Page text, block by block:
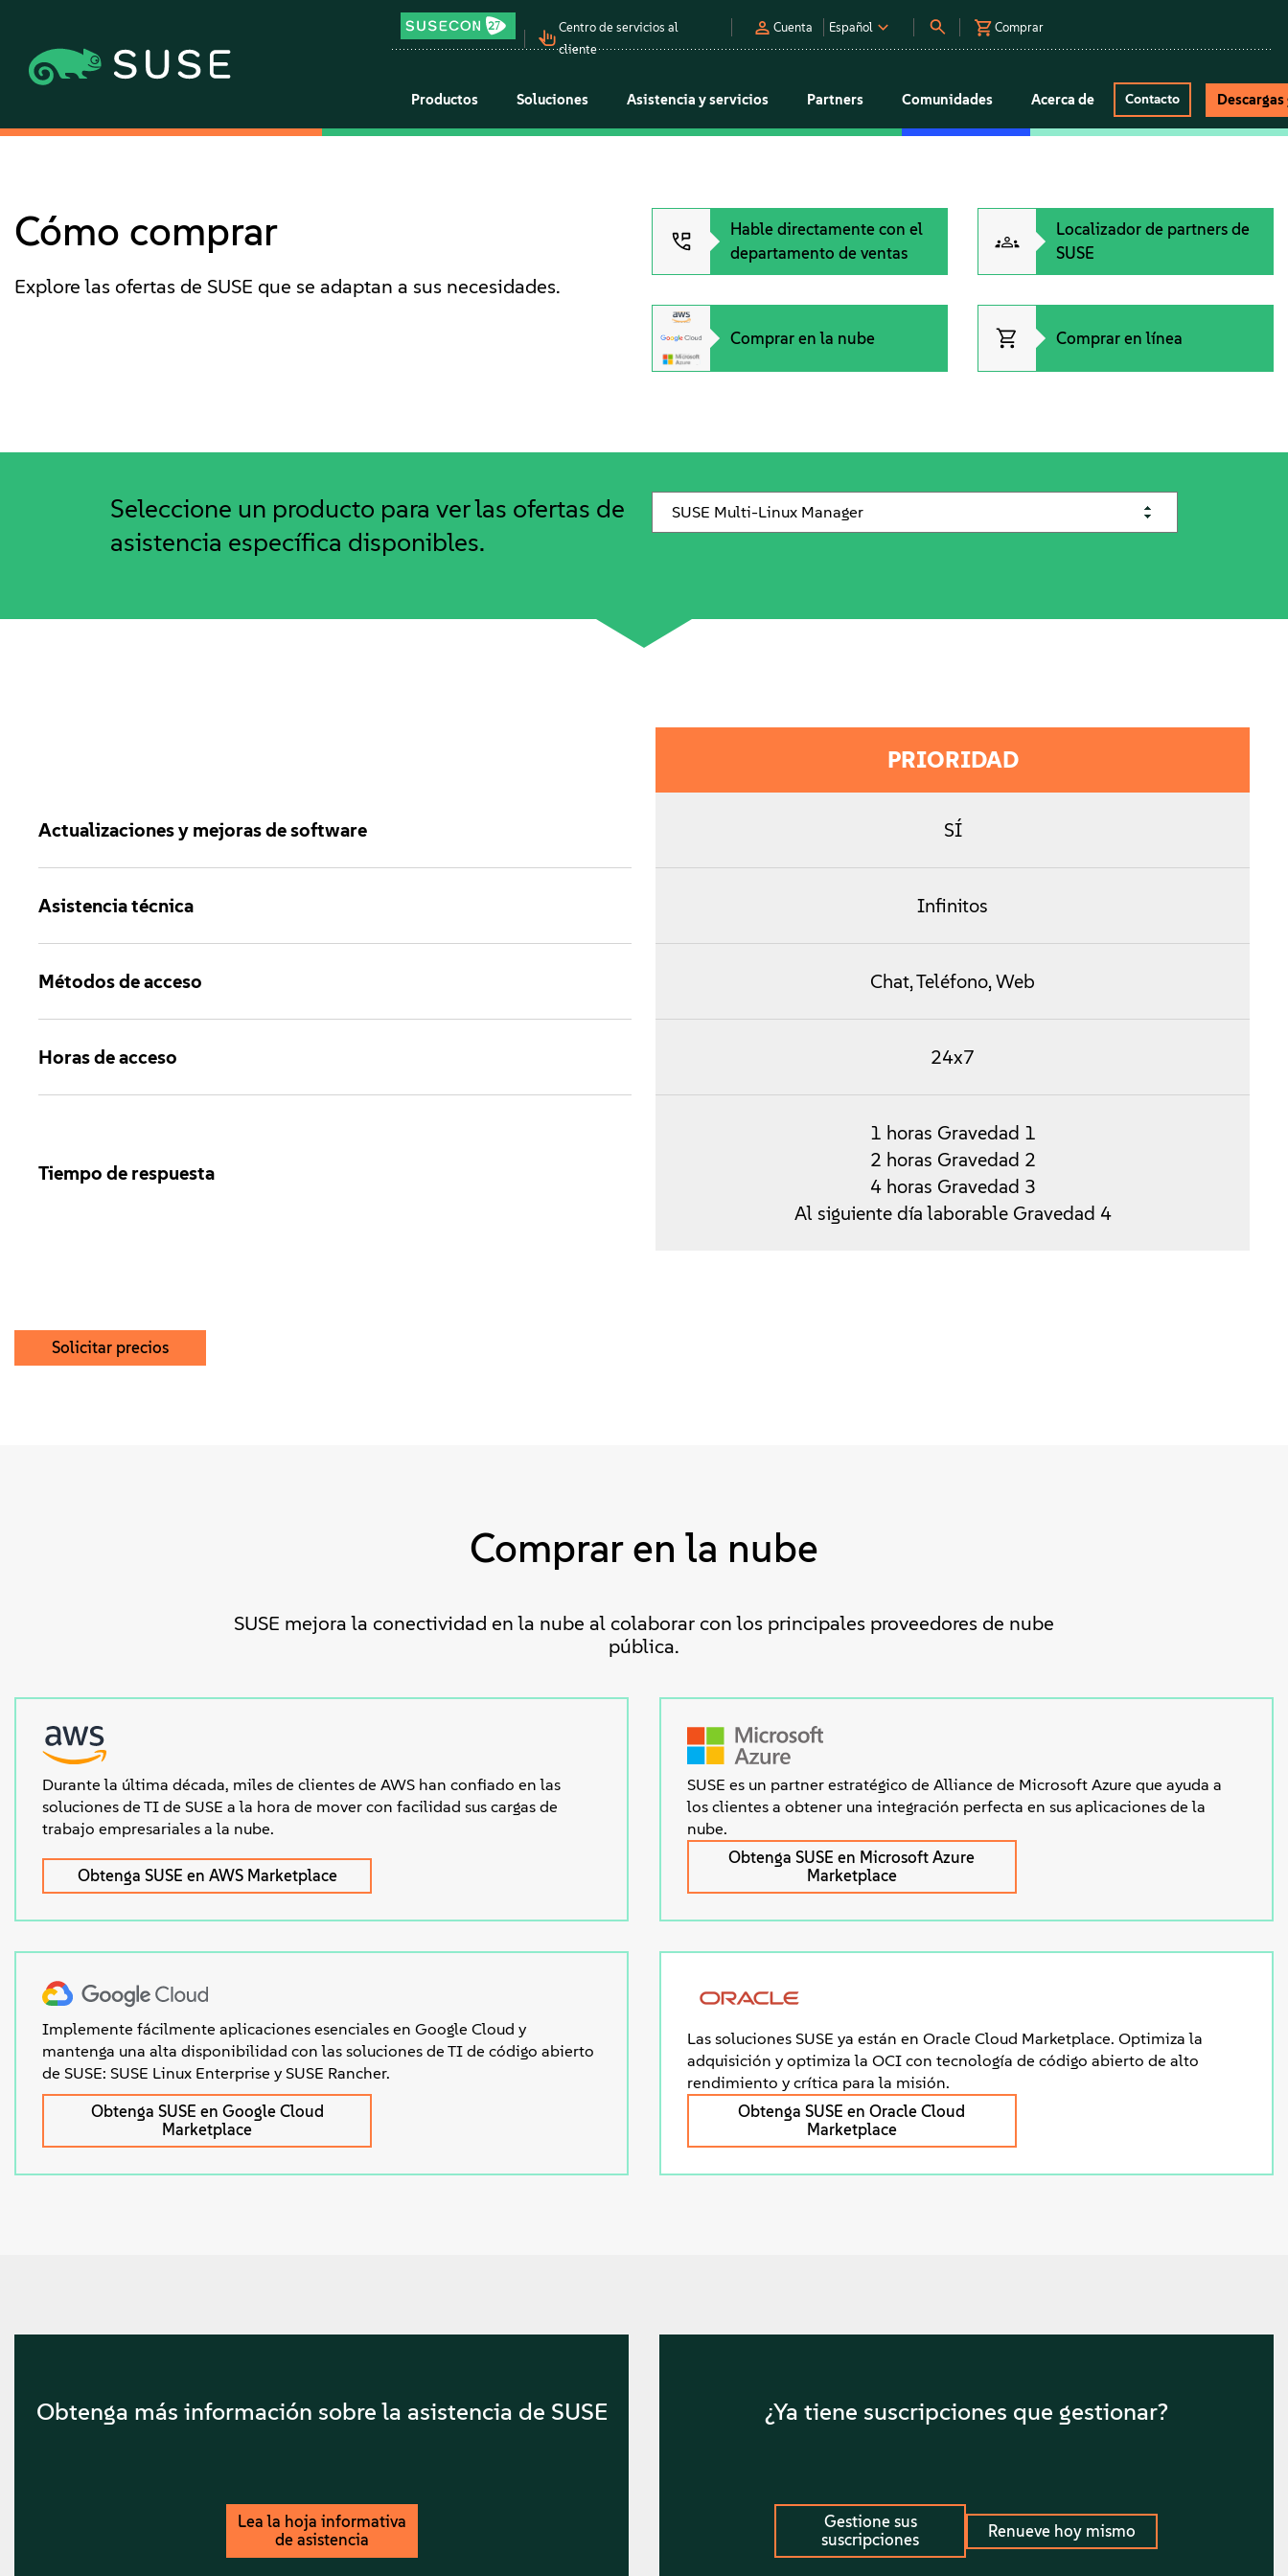
Centro de servicios al
cliente
Cuenta Español Comprar
Productos Soluciones Asistencia y servicios Partners Comunidades Acerca de Contacto
Cómo comprar
Explore las ofertas de SUSE que se adaptan a sus necesidades.
Hable directamente con el
departamento de ventas
Localizador de partners de
SUSE
Comprar en la nube Comprar en línea
Seleccione un producto para ver las ofertas de
asistencia específica disponibles.
PRIORIDAD
Actualizaciones y mejoras de software SÍ
Asistencia técnica Infinitos
Métodos de acceso Chat, Teléfono, Web
Horas de acceso 24x7
Tiempo de respuesta
1 horas Gravedad 1
2 horas Gravedad 2
4 horas Gravedad 3
Al siguiente día laborable Gravedad 4
Solicitar precios
Comprar en la nube
SUSE mejora la conectividad en la nube al colaborar con los principales proveedores de nube
pública.
Durante la última década, miles de clientes de AWS han confiado en las
soluciones de TI de SUSE a la hora de mover con facilidad sus cargas de
trabajo empresariales a la nube.
Obtenga SUSE en AWS Marketplace
SUSE es un partner estratégico de Alliance de Microsoft Azure que ayuda a
los clientes a obtener una integración perfecta en sus aplicaciones de la
nube.
Obtenga SUSE en Microsoft Azure
Marketplace
Implemente fácilmente aplicaciones esenciales en Google Cloud y
mantenga una alta disponibilidad con las soluciones de TI de código abierto
de SUSE: SUSE Linux Enterprise y SUSE Rancher.
Obtenga SUSE en Google Cloud
Marketplace
Las soluciones SUSE ya están en Oracle Cloud Marketplace. Optimiza la
adquisición y optimiza la OCI con tecnología de código abierto de alto
rendimiento y crítica para la misión.
Obtenga SUSE en Oracle Cloud
Marketplace
Obtenga más información sobre la asistencia de SUSE
Lea la hoja informativa
de asistencia
¿Ya tiene suscripciones que gestionar?
Gestione sus
suscripciones
Renueve hoy mismo